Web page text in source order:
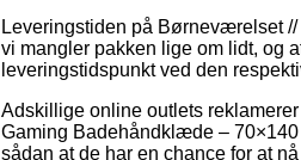
Leveringstiden på Børneværelset
vi mangler pakken lige om lidt, og
leveringstidspunkt ved den
Adskillige online outlets
Gaming Badehåndklæde –
sådan at de har en chance for at